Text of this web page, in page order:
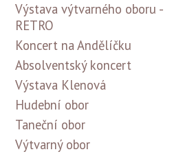
Výstava výtvarného oboru -
RETRO
Koncert na Andělíčku
Absolventský koncert
Výstava Klenová
Hudební obor
Taneční obor
Výtvarný obor